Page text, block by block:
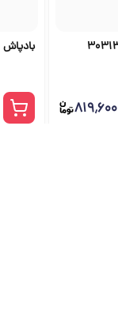
۸۱۹٬۶۰۰
بادپاش